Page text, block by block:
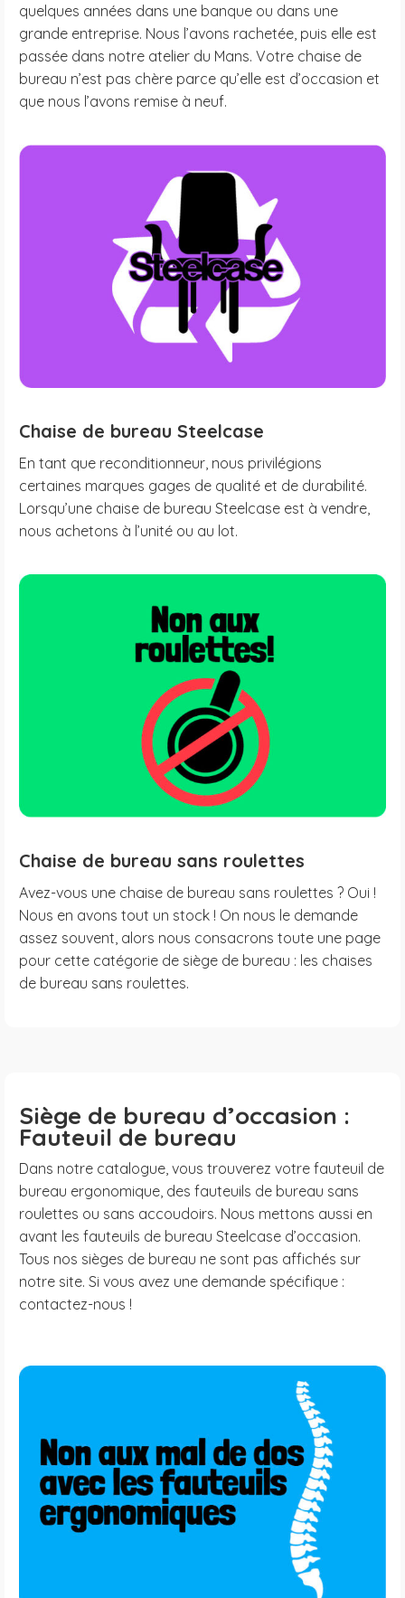
quelques années dans une banque ou dans une
grande entreprise. Nous l’avons rachetée, puis elle est
passée dans notre atelier du Mans. Votre chaise de
bureau n’est pas chère parce qu’elle est d’occasion et
que nous l’avons remise à neuf.
Chaise de bureau Steelcase
En tant que reconditionneur, nous privilégions
certaines marques gages de qualité et de durabilité.
Lorsqu’une chaise de bureau Steelcase est à vendre,
nous achetons à l’unité ou au lot.
Chaise de bureau sans roulettes
Avez-vous une chaise de bureau sans roulettes ? Oui !
Nous en avons tout un stock ! On nous le demande
assez souvent, alors nous consacrons toute une page
pour cette catégorie de siège de bureau : les chaises
de bureau sans roulettes.
Siège de bureau d’occasion :
Fauteuil de bureau
Dans notre catalogue, vous trouverez votre fauteuil de
bureau ergonomique, des fauteuils de bureau sans
roulettes ou sans accoudoirs. Nous mettons aussi en
avant les fauteuils de bureau Steelcase d’occasion.
Tous nos sièges de bureau ne sont pas affichés sur
notre site. Si vous avez une demande spécifique :
contactez-nous !